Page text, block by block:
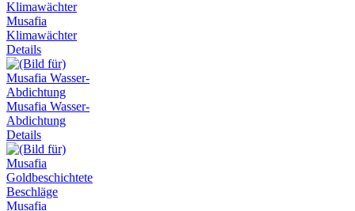
Musafia
Klimawächter
Details
Musafia Wasser-
Abdichtung
Details
Musafia